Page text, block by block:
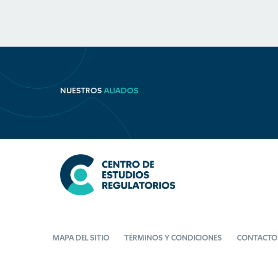
NUESTROS ALIADOS
MAPA DEL SITIO TÉRMINOS Y CONDICIONES CONTACTO